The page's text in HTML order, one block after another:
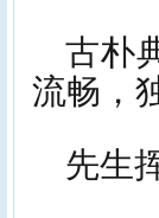
古朴
流畅，
先生